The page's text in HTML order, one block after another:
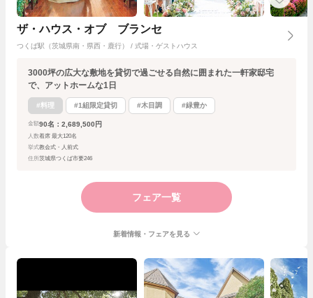
ザ・ハウス・オブ ブランセ
つくば駅（茨城県南・県西・鹿行） / 式場・ゲストハウス
3000坪の広大な敷地を貸切で過ごせる自然に囲まれた一軒家邸宅
で、アットホームな1日
#料理 #1組限定貸切 #木目調 #緑豊か
金額 90名：2,689,500円
人数着席 最大120名
挙式教会式・人前式
住所茨城県つくば市要246
フェア一覧
新着情報・フェアを見る